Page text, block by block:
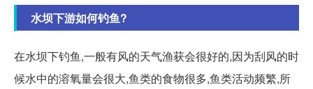
水坝下游如何钓鱼?
在水坝下钓鱼,一般有风的天气渔获会很好的,因为刮风的时
候水中的溶氧量会很大,鱼类的食物很多,鱼类活动频繁,所